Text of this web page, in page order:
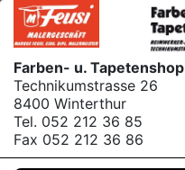
Farben- u. Tapetenshop
Technikumstrasse 26
8400 Winterthur
Tel. 052 212 36 85
Fax 052 212 36 86